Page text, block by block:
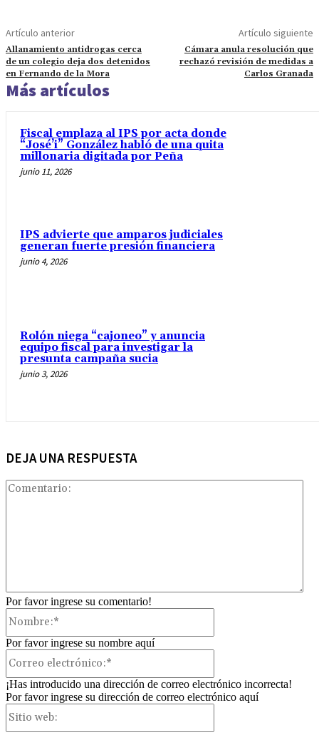
Artículo anterior
Allanamiento antidrogas cerca
de un colegio deja dos detenidos
en Fernando de la Mora
Artículo siguiente
Cámara anula resolución que
rechazó revisión de medidas a
Carlos Granada
Más artículos
Fiscal emplaza al IPS por acta donde
“José’i” González habló de una quita
millonaria digitada por Peña
junio 11, 2026
IPS advierte que amparos judiciales
generan fuerte presión financiera
junio 4, 2026
Rolón niega “cajoneo” y anuncia
equipo fiscal para investigar la
presunta campaña sucia
junio 3, 2026
DEJA UNA RESPUESTA
Por favor ingrese su comentario!
Por favor ingrese su nombre aquí
¡Has introducido una dirección de correo electrónico incorrecta!
Por favor ingrese su dirección de correo electrónico aquí